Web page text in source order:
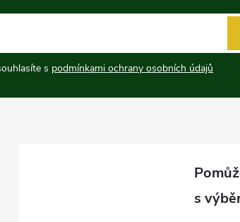
s podmínkami ochrany osobních údajů